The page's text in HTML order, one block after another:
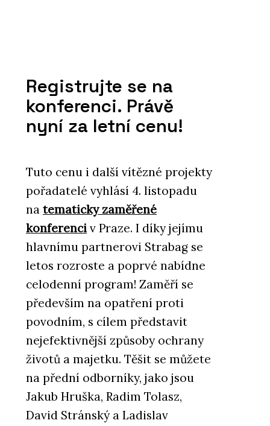
Registrujte se na
konferenci. Právě
nyní za letní cenu!
Tuto cenu i další vítězné projekty
pořadatelé vyhlásí 4. listopadu
na tematicky zaměřené
konferenci v Praze. I díky jejímu
hlavnímu partnerovi Strabag se
letos rozroste a poprvé nabídne
celodenní program! Zaměří se
především na opatření proti
povodním, s cílem představit
nejefektivnější způsoby ochrany
životů a majetku. Těšit se můžete
na přední odborníky, jako jsou
Jakub Hruška, Radim Tolasz,
David Stránský a Ladislav